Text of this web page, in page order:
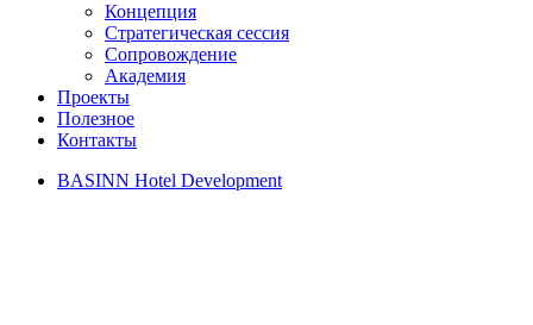
Концепция
Стратегическая сессия
Сопровождение
Академия
Проекты
Полезное
Контакты
BASINN Hotel Development